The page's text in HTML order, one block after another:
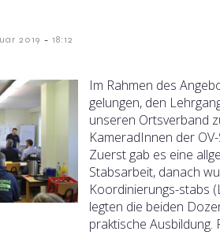
2019 - 18:12
Im Rahmen des
gelungen, den
unseren Ortsverband
KameradInnen der
Zuerst gab es eine
Stabsarbeit, danach
Koordinierungs-stabs
legten die beiden
praktische